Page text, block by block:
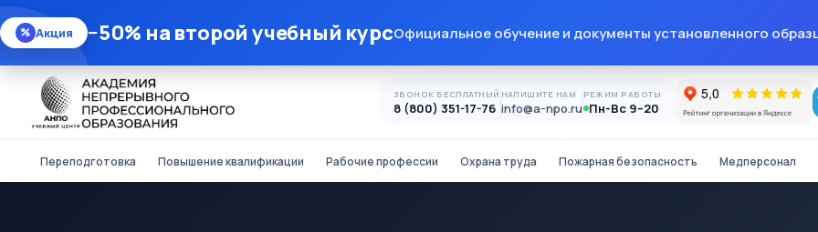
% Акция −50% на второй учебный курсОфициальное обучение и документы установленного
ЗВОНОК БЕСПЛАТНЫЙ
8 (800) 351-17-76
НАПИШИТЕ НАМ
info@a-npo.ru
РЕЖИМ РАБОТЫ
Пн-Вс 9–20
Переподготовка Повышение квалификации Рабочие профессии Охрана труда Пожарная безопасность Медперсонал